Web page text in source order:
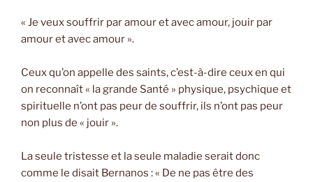
« Je veux souffrir par amour et avec amour, jouir par
amour et avec amour ».
Ceux qu’on appelle des saints, c’est-à-dire ceux en qui
on reconnaît « la grande Santé » physique, psychique et
spirituelle n’ont pas peur de souffrir, ils n’ont pas peur
non plus de « jouir ».
La seule tristesse et la seule maladie serait donc
comme le disait Bernanos : « De ne pas être des